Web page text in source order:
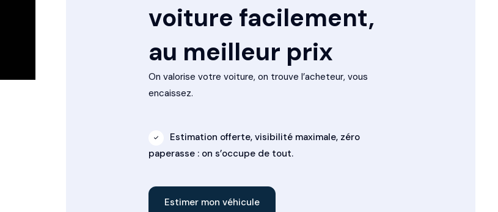
voiture facilement,
au meilleur prix
On valorise votre voiture, on trouve l’acheteur, vous
encaissez.
Estimation offerte, visibilité maximale, zéro
paperasse : on s’occupe de tout.
Estimer mon véhicule